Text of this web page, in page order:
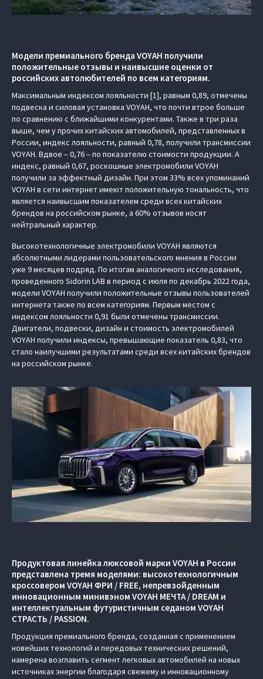
Модели премиального бренда VOYAH получили
положительные отзывы и наивысшие оценки от
российских автолюбителей по всем категориям.
Максимальным индексом лояльности [1], равным 0,89, отмечены
подвеска и силовая установка VOYAH, что почти втрое больше
по сравнению с ближайшими конкурентами. Также в три раза
выше, чем у прочих китайских автомобилей, представленных в
России, индекс лояльности, равный 0,78, получили трансмиссии
VOYAH. Вдвое – 0,76 – по показателю стоимости продукции. А
индекс, равный 0,67, роскошные электромобили VOYAH
получили за эффектный дизайн. При этом 33% всех упоминаний
VOYAH в сети интернет имеют положительную тональность, что
является наивысшим показателем среди всех китайских
брендов на российском рынке, а 60% отзывов носят
нейтральный характер.
Высокотехнологичные электромобили VOYAH являются
абсолютными лидерами пользовательского мнения в России
уже 9 месяцев подряд. По итогам аналогичного исследования,
проведенного Sidorin LAB в период с июля по декабрь 2022 года,
модели VOYAH получили положительные отзывы пользователей
интернета также по всем категориям. Первым местом с
индексом лояльности 0,91 были отмечены трансмиссии.
Двигатели, подвески, дизайн и стоимость электромобилей
VOYAH получили индексы, превышающие показатель 0,83, что
стало наилучшими результатами среди всех китайских брендов
на российском рынке.
Продуктовая линейка люксовой марки VOYAH в России
представлена тремя моделями: высокотехнологичным
кроссовером VOYAH ФРИ / FREE, непревзойденным
инновационным минивэном VOYAH МЕЧТА / DREAM и
интеллектуальным футуристичным седаном VOYAH
СТРАСТЬ / PASSION.
Продукция премиального бренда, созданная с применением
новейших технологий и передовых технических решений,
намерена возглавить сегмент легковых автомобилей на новых
источниках энергии благодаря свежему и инновационному